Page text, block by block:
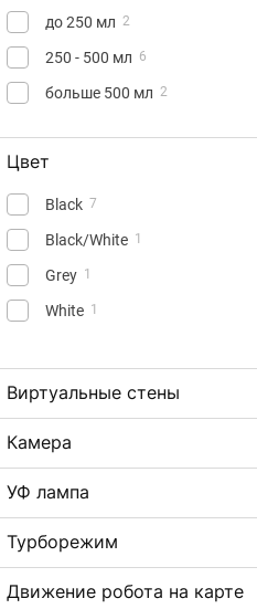
до 250 мл 2
250 - 500 мл 6
больше 500 мл 2
Цвет
Black 7
Black/White 1
Grey 1
White 1
Виртуальные стены
Камера
УФ лампа
Турборежим
Движение робота на карте